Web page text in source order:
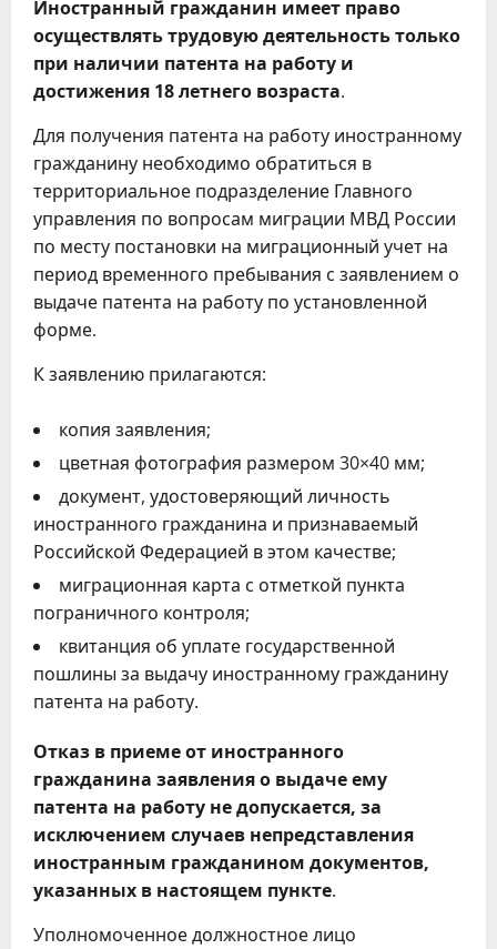
Иностранный гражданин имеет право
осуществлять трудовую деятельность только
при наличии патента на работу и
достижения 18 летнего возраста.
Для получения патента на работу иностранному
гражданину необходимо обратиться в
территориальное подразделение Главного
управления по вопросам миграции МВД России
по месту постановки на миграционный учет на
период временного пребывания с заявлением о
выдаче патента на работу по установленной
форме.
К заявлению прилагаются:
копия заявления;
цветная фотография размером 30×40 мм;
документ, удостоверяющий личность
иностранного гражданина и признаваемый
Российской Федерацией в этом качестве;
миграционная карта с отметкой пункта
пограничного контроля;
квитанция об уплате государственной
пошлины за выдачу иностранному гражданину
патента на работу.
Отказ в приеме от иностранного
гражданина заявления о выдаче ему
патента на работу не допускается, за
исключением случаев непредставления
иностранным гражданином документов,
указанных в настоящем пункте.
Уполномоченное должностное лицо